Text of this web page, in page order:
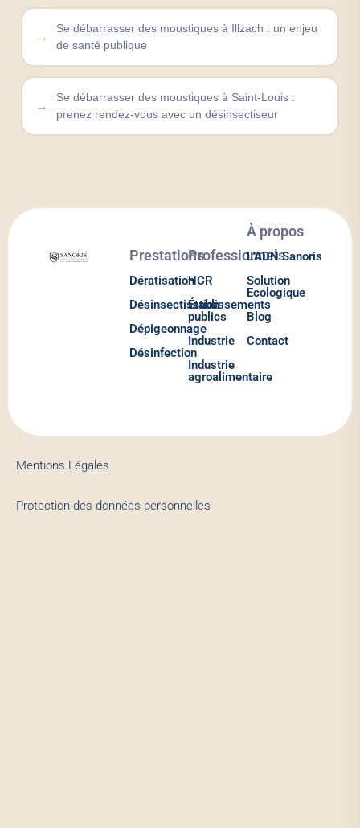
Se débarrasser des moustiques à Illzach : un enjeu
de santé publique
Se débarrasser des moustiques à Saint-Louis :
prenez rendez-vous avec un désinsectiseur
Prestations
Dératisation
Désinsectisation
Dépigeonnage
Désinfection
Professionnels
HCR
Établissements
publics
Industrie
Industrie
agroalimentaire
À propos
L'ADN Sanoris
Solution
Ecologique
Blog
Contact
Mentions Légales
Protection des données personnelles